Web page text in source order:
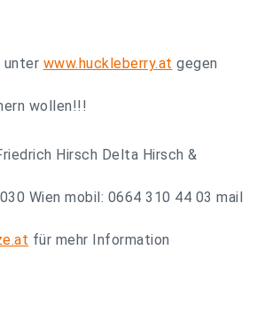
unter www.huckleberry.at gegen
wollen!!!
Hirsch Delta Hirsch &
Wien mobil: 0664 310 44 03 mail
für mehr Information